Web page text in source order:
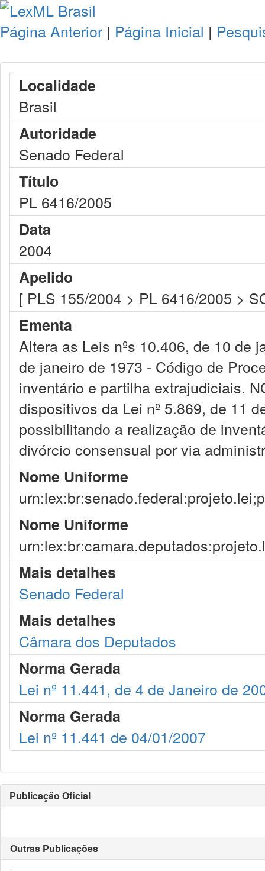
Página Anterior | Página Inicial |
Localidade
Brasil
Autoridade
Senado Federal
Título
PL 6416/2005
Data
2004
Apelido
[ PLS 155/2004 > PL 6416/2005 >
Ementa
Altera as Leis nºs 10.406, de 10 de
de janeiro de 1973 - Código de
inventário e partilha extrajudiciais.
dispositivos da Lei nº 5.869, de 11
possibilitando a realização de
divórcio consensual por via
Nome Uniforme
Nome Uniforme
Mais detalhes
Senado Federal
Mais detalhes
Câmara dos Deputados
Norma Gerada
Lei nº 11.441, de 4 de Janeiro de
Norma Gerada
Lei nº 11.441 de 04/01/2007
Publicação Oficial
Outras Publicações